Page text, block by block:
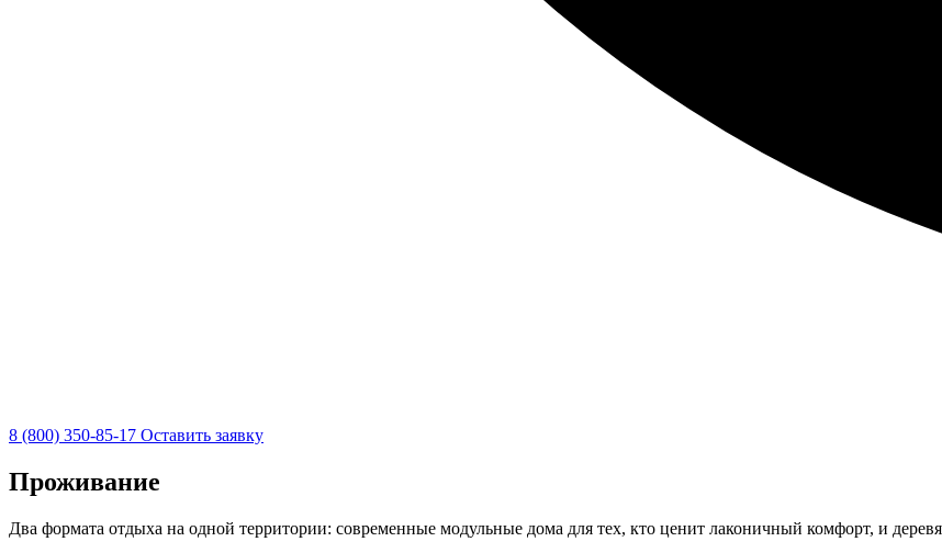
8 (800) 350-85-17 Оставить заявку
Проживание
Два формата отдыха на одной территории: современные модульные дома для тех, кто ценит лаконичный комфорт, и